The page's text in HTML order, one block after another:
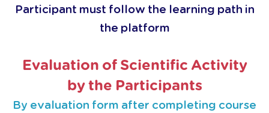
Participant must follow the learning path in
the platform
Evaluation of Scientific Activity
by the Participants
By evaluation form after completing course